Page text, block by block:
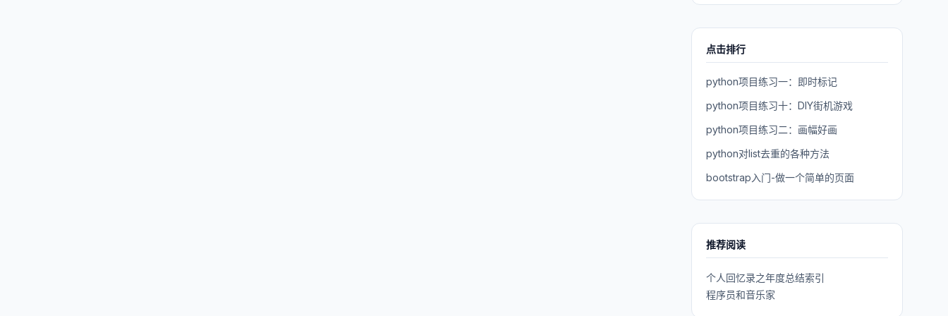
点击排行
python项目练习一：即时标记
python项目练习十：DIY街机游戏
python项目练习二：画幅好画
python对list去重的各种方法
bootstrap入门-做一个简单的页面
推荐阅读
个人回忆录之年度总结索引
程序员和音乐家